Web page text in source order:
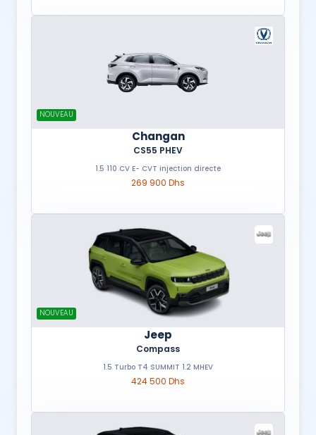
NOUVEAU
Changan
CS55 PHEV
1.5 110 CV E- CVT injection directe
269 900 Dhs
NOUVEAU
Jeep
Compass
1.5 Turbo T4 SUMMIT 1.2 MHEV
424 500 Dhs